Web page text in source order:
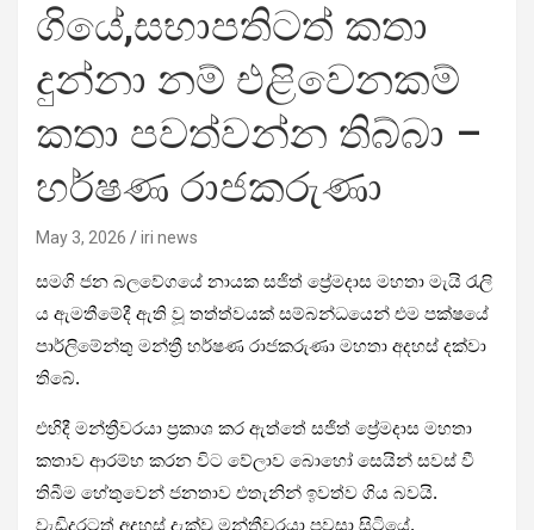
ගියේ,සභාපතිටත් කතා
දුන්නා නම් එළිවෙනකම්
කතා පවත්වන්න තිබ්බා –
හර්ෂණ රාජකරුණා
May 3, 2026 iri news
සමගි ජන බලවේගයේ නායක සජිත් ප්‍රේමදාස මහතා මැයි රැලි​
ය ඇමතීමේදී ඇති වූ තත්ත්වයක් සම්බන්ධයෙන් එම පක්ෂයේ
පාර්ලිමේන්තු මන්ත්‍රී හර්ෂණ රාජකරුණා මහතා අදහස් දක්වා
තිබේ.
එහිදී මන්ත්‍රීවරයා ප්‍රකාශ කර ඇත්තේ සජිත් ප්‍රේමදාස මහතා
කතාව ආරම්භ කරන විට වේලාව බොහෝ සෙයින් සවස් වී
තිබීම හේතුවෙන් ජනතාව එතැනින් ඉවත්ව ගිය බවයි.
වැඩිදුරටත් අදහස් දැක්වූ මන්ත්‍රීවරයා පවසා සිටියේ,